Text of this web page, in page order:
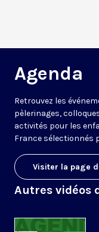
Agenda
Retrouvez les
pèlerinages,
activités pour les
France sélectionnés
Visiter la page
Autres vidéos